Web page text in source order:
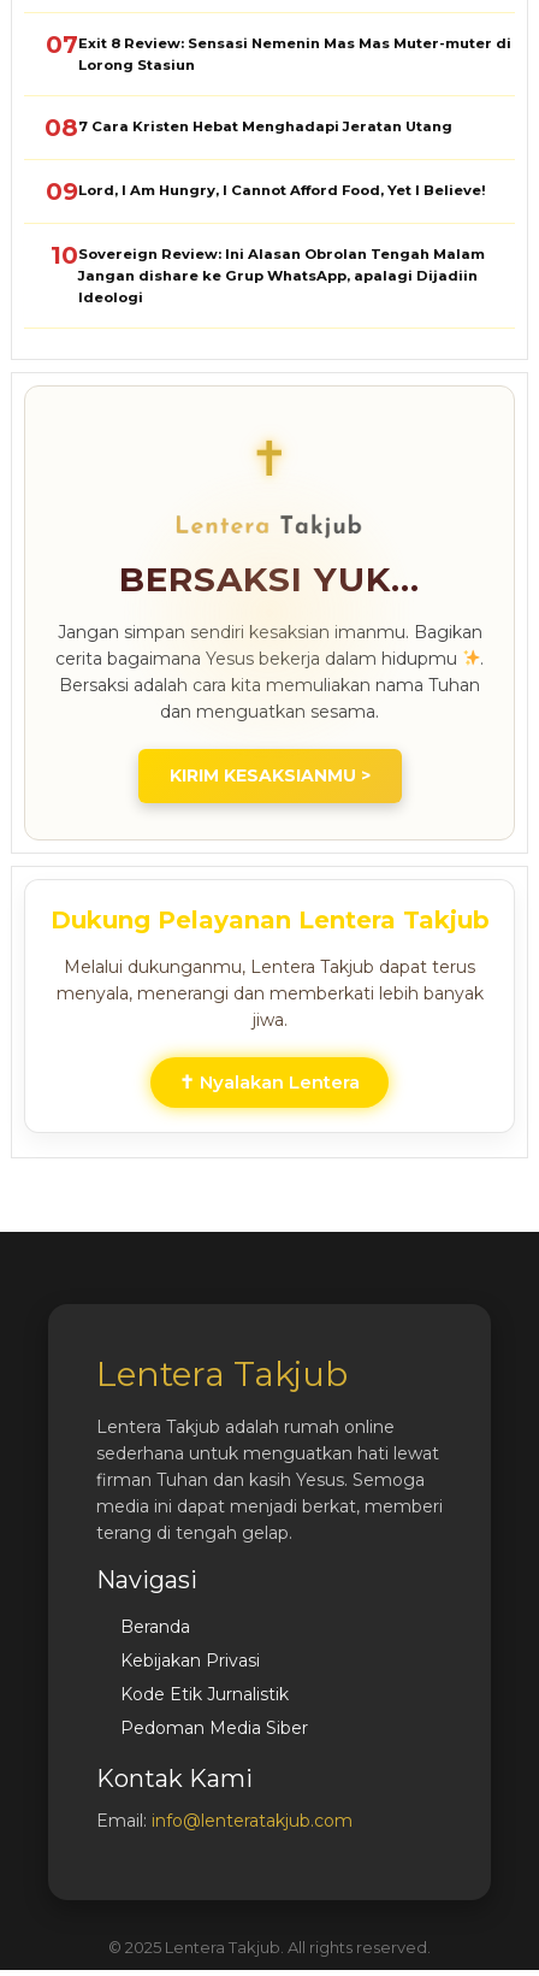
07Exit 8 Review: Sensasi Nemenin Mas Mas Muter-muter di
Lorong Stasiun
087 Cara Kristen Hebat Menghadapi Jeratan Utang
09Lord, I Am Hungry, I Cannot Afford Food, Yet I Believe!
10Sovereign Review: Ini Alasan Obrolan Tengah Malam
Jangan dishare ke Grup WhatsApp, apalagi Dijadiin
Ideologi
✝
BERSAKSI YUK...
Jangan simpan sendiri kesaksian imanmu. Bagikan
cerita bagaimana Yesus bekerja dalam hidupmu
.
Bersaksi adalah cara kita memuliakan nama Tuhan
dan menguatkan sesama.
KIRIM KESAKSIANMU >
Dukung Pelayanan Lentera Takjub
Melalui dukunganmu, Lentera Takjub dapat terus
menyala, menerangi dan memberkati lebih banyak
jiwa.
✝ Nyalakan Lentera
Lentera Takjub
Lentera Takjub adalah rumah online
sederhana untuk menguatkan hati lewat
firman Tuhan dan kasih Yesus. Semoga
media ini dapat menjadi berkat, memberi
terang di tengah gelap.
Navigasi
Beranda
Kebijakan Privasi
Kode Etik Jurnalistik
Pedoman Media Siber
Kontak Kami
Email: info@lenteratakjub.com
© 2025 Lentera Takjub. All rights reserved.